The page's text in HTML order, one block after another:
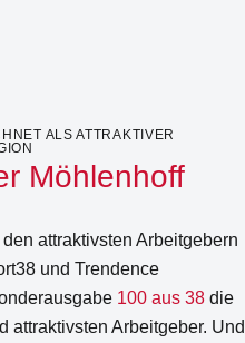
ALS ATTRAKTIVER
Möhlenhoff
attraktivsten Arbeitgebern
und Trendence
100 aus 38die
attraktivsten Arbeitgeber. Und